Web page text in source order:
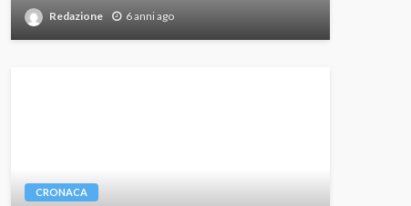
Redazione 6 anni ago
CRONACA